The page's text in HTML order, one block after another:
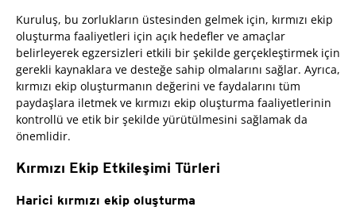
Kuruluş, bu zorlukların üstesinden gelmek için, kırmızı ekip
oluşturma faaliyetleri için açık hedefler ve amaçlar
belirleyerek egzersizleri etkili bir şekilde gerçekleştirmek için
gerekli kaynaklara ve desteğe sahip olmalarını sağlar. Ayrıca,
kırmızı ekip oluşturmanın değerini ve faydalarını tüm
paydaşlara iletmek ve kırmızı ekip oluşturma faaliyetlerinin
kontrollü ve etik bir şekilde yürütülmesini sağlamak da
önemlidir.
Kırmızı Ekip Etkileşimi Türleri
Harici kırmızı ekip oluşturma